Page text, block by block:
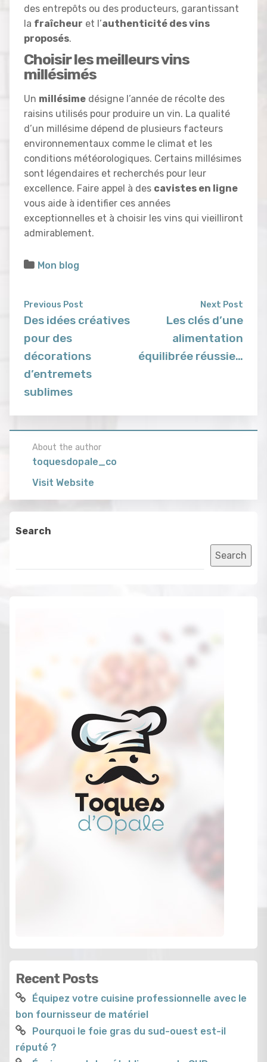
des entrepôts ou des producteurs, garantissant
la fraîcheur et l’authenticité des vins
proposés.
Choisir les meilleurs vins
millésimés
Un millésime désigne l’année de récolte des
raisins utilisés pour produire un vin. La qualité
d’un millésime dépend de plusieurs facteurs
environnementaux comme le climat et les
conditions météorologiques. Certains millésimes
sont légendaires et recherchés pour leur
excellence. Faire appel à des cavistes en ligne
vous aide à identifier ces années
exceptionnelles et à choisir les vins qui vieilliront
admirablement.
Mon blog
Previous Post
Des idées créatives
pour des
décorations
d’entremets
sublimes
Next Post
Les clés d’une
alimentation
équilibrée réussie…
About the author
toquesdopale_co
Visit Website
Search
Search
Recent Posts
Équipez votre cuisine professionnelle avec le
bon fournisseur de matériel
Pourquoi le foie gras du sud-ouest est-il
réputé ?